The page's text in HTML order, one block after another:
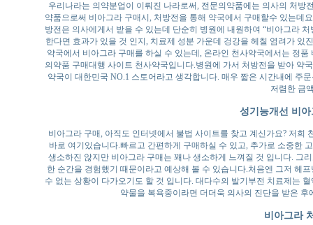
우리나라는 의약분업이 이뤄진 나라로써, 전문의약품에는 의사의 처
약품으로써 비아그라 구매시, 처방전을 통해 약국에서 구매할수 있는데
방전은 의사에게서 받을 수 있는데 단순히 병원에 내원하여 “비아그라
한다면 효과가 있을 것 인지, 치료제 성분 가운데 겅강을 헤칠 염려가 있
약국에서 비아그라 구매를 하실 수 있는데, 온라인 천사약국에서는 정
의약품 구매대행 사이트 천사약국입니다.병원에 가서 처방전을 받아 약
약국이 대한민국 NO.1 스토어라고 생각합니다. 매우 짧은 시간내에 주
저렴한 금
성기능개선 비
비아그라 구매, 아직도 인터넷에서 불법 사이트를 찾고 계신가요? 저
바로 여기있습니다.빠르고 간편하게 구매하실 수 있고, 추가로 소중한
생소하진 않지만 비아그라 구매는 꽤나 생소하게 느껴질 것 입니다. 그
한 순간을 경험했기 때문이라고 예상해 볼 수 있습니다.처음엔 그저 헤
수 없는 상황이 다가오기도 할 것 입니다. 대다수의 발기부전 치료제는
약물을 복욕중이라면 더더욱 의사의 진단을 받은
비아그라